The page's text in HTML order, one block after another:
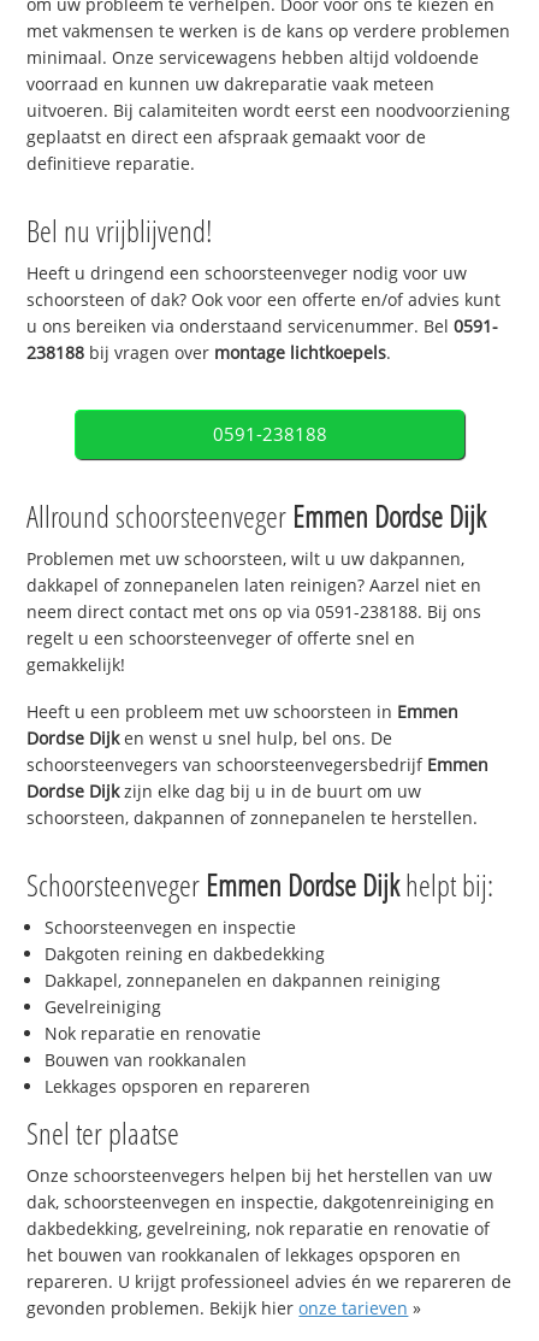
met vakmensen te werken is de kans op verdere problemen
minimaal. Onze servicewagens hebben altijd voldoende
voorraad en kunnen uw dakreparatie vaak meteen
uitvoeren. Bij calamiteiten wordt eerst een noodvoorziening
geplaatst en direct een afspraak gemaakt voor de
definitieve reparatie.
Bel nu vrijblijvend!
Heeft u dringend een schoorsteenveger nodig voor uw
schoorsteen of dak? Ook voor een offerte en/of advies kunt
u ons bereiken via onderstaand servicenummer. Bel0591-
238188 bij vragen over montage lichtkoepels.
0591-238188
Allround schoorsteenveger Emmen Dordse Dijk
Problemen met uw schoorsteen, wilt u uw dakpannen,
dakkapel of zonnepanelen laten reinigen? Aarzel niet en
neem direct contact met ons op via 0591-238188. Bij ons
regelt u een schoorsteenveger of offerte snel en
gemakkelijk!
Heeft u een probleem met uw schoorsteen in Emmen
Dordse Dijken wenst u snel hulp, bel ons. De
schoorsteenvegers van schoorsteenvegersbedrijf Emmen
Dordse Dijkzijn elke dag bij u in de buurt om uw
schoorsteen, dakpannen of zonnepanelen te herstellen.
Schoorsteenveger Emmen Dordse Dijkhelpt bij:
Schoorsteenvegen en inspectie
Dakgoten reining en dakbedekking
Dakkapel, zonnepanelen en dakpannen reiniging
Gevelreiniging
Nok reparatie en renovatie
Bouwen van rookkanalen
Lekkages opsporen en repareren
Snel ter plaatse
Onze schoorsteenvegers helpen bij het herstellen van uw
dak, schoorsteenvegen en inspectie, dakgotenreiniging en
dakbedekking, gevelreining, nok reparatie en renovatie of
het bouwen van rookkanalen of lekkages opsporen en
repareren. U krijgt professioneel advies én we repareren de
gevonden problemen. Bekijk hieronze tarieven »